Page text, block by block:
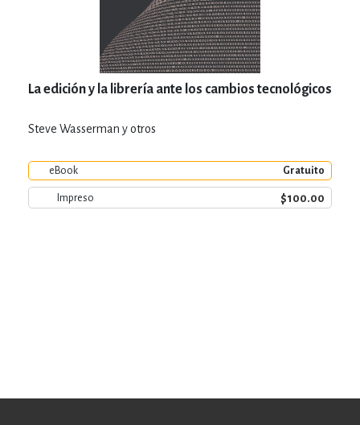
La edición y la librería ante los cambios tecnológicos
Steve Wasserman y otros
eBook Gratuito
Impreso $100.00